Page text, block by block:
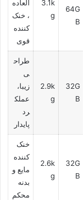
64G
B
3.1k
g
العاده
، خنک
کننده
قوی
32G
B
2.9k
g
طراح
ی
زیبا،
عملک
رد
پایدار
32G
B
2.6k
g
خنک
کننده
مایع و
بدنه
محکم